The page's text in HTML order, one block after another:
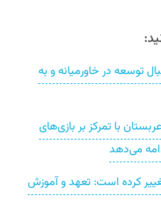
توسعه در خاورمیانه و به
شرکت Savvy Games عربستان با تمرکز بر بازی‌های
می‌دهد
کرده است: تعهد و آموزش